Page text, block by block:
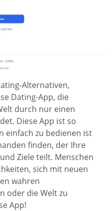
Alternativen,
Dating-App, die
durch nur einen
Diese App ist so
einfach zu bedienen ist
finden, der Ihre
Ziele teilt. Menschen
sich mit neuen
wahren
oder die Welt zu
App!